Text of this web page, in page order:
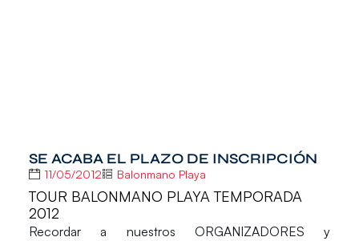
SE ACABA EL PLAZO DE INSCRIPCIÓN
11/05/2012 Balonmano Playa
TOUR BALONMANO PLAYA TEMPORADA
2012
Recordar a nuestros ORGANIZADORES y